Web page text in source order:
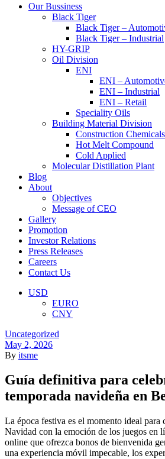
Our Bussiness
Black Tiger
Black Tiger –
Black Tiger – Industrial
HY-GRIP
Oil Division
ENI
ENI –
ENI – Industrial
ENI – Retail
Speciality Oils
Building Material Division
Construction Chemicals
Hot Melt Compound
Cold Applied
Molecular Distillation Plant
Blog
About
Objectives
Message of CEO
Gallery
Promotion
Investor Relations
Press Releases
Careers
Contact Us
Menu
USD
EURO
CNY
Categories
Uncategorized
May 2, 2026
By itsme
Guía definitiva para
temporada navideña en
La época festiva es el momento ideal para
Navidad con la emoción de los juegos en
online que ofrezca bonos de bienvenida
una experiencia móvil impecable, los